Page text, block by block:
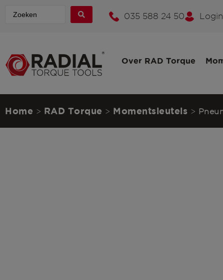
035 588 24 50 Login
Over RAD Torque
Home > RAD Torque > Momentsleutels >